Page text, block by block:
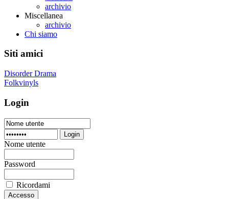
archivio
Miscellanea
archivio
Chi siamo
Siti amici
Disorder Drama
Folkvinyls
Login
Login
Nome utente
Password
Ricordami